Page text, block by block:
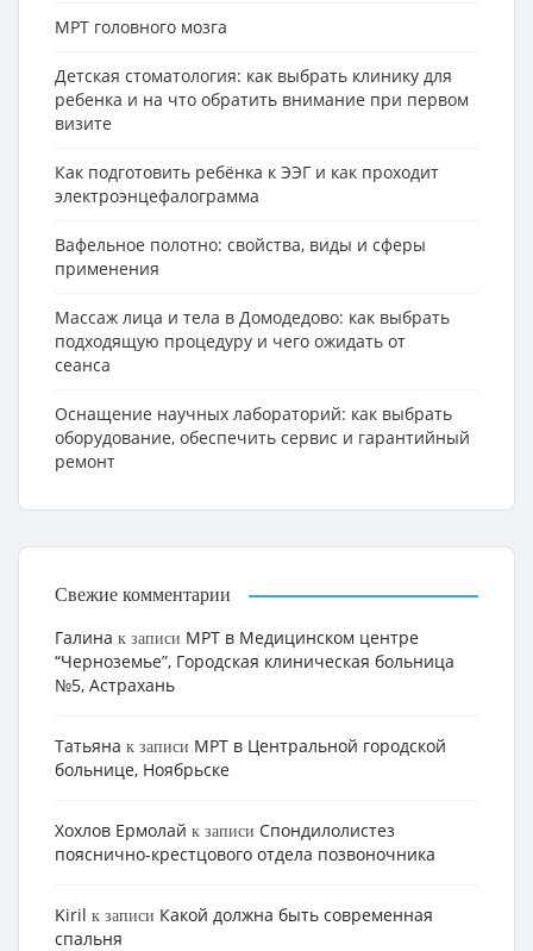
МРТ головного мозга
Детская стоматология: как выбрать клинику для
ребенка и на что обратить внимание при первом
визите
Как подготовить ребёнка к ЭЭГ и как проходит
электроэнцефалограмма
Вафельное полотно: свойства, виды и сферы
применения
Массаж лица и тела в Домодедово: как выбрать
подходящую процедуру и чего ожидать от
сеанса
Оснащение научных лабораторий: как выбрать
оборудование, обеспечить сервис и гарантийный
ремонт
Свежие комментарии
Галина к записи МРТ в Медицинском центре
“Черноземье”, Городская клиническая больница
№5, Астрахань
Татьяна к записи МРТ в Центральной городской
больнице, Ноябрьске
Хохлов Ермолай к записи Cпондилолистез
пояснично-крестцового отдела позвоночника
Kiril к записи Какой должна быть современная
спальня